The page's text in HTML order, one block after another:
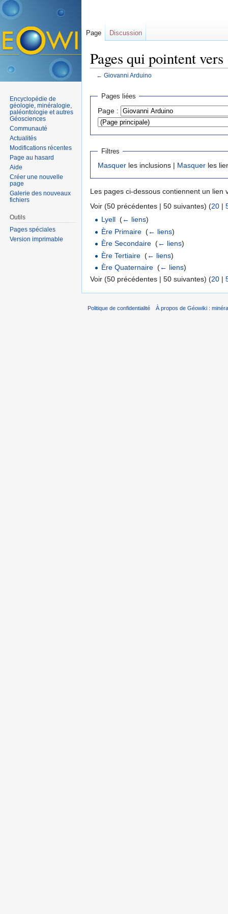
Pages qui pointent
← Giovanni Arduino
Pages liées
Page :
Filtres
Masquer les inclusions | Masquer les
Les pages ci-dessous contiennent un lien
Voir (50 précédentes | 50 suivantes) (20 |
Lyell ‎(← liens)
Ère Primaire ‎(← liens)
Ère Secondaire ‎(← liens)
Ère Tertiaire ‎(← liens)
Ère Quaternaire ‎(← liens)
Voir (50 précédentes | 50 suivantes) (20 |
Page Discussion
Encyclopédie de
géologie, minéralogie,
paléontologie et autres
Géosciences
Communauté
Actualités
Modifications récentes
Page au hasard
Aide
Créer une nouvelle
page
Galerie des nouveaux
fichiers
Outils
Pages spéciales
Version imprimable
Politique de confidentialité À propos de Géowiki :